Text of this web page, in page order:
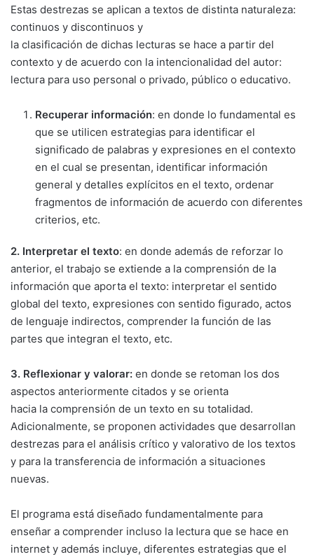
Estas destrezas se aplican a textos de distinta naturaleza:
continuos y discontinuos y
la clasificación de dichas lecturas se hace a partir del
contexto y de acuerdo con la intencionalidad del autor:
lectura para uso personal o privado, público o educativo.
Recuperar información: en donde lo fundamental es
que se utilicen estrategias para identificar el
significado de palabras y expresiones en el contexto
en el cual se presentan, identificar información
general y detalles explícitos en el texto, ordenar
fragmentos de información de acuerdo con diferentes
criterios, etc.
2. Interpretar el texto: en donde además de reforzar lo
anterior, el trabajo se extiende a la comprensión de la
información que aporta el texto: interpretar el sentido
global del texto, expresiones con sentido figurado, actos
de lenguaje indirectos, comprender la función de las
partes que integran el texto, etc.
3. Reflexionar y valorar: en donde se retoman los dos
aspectos anteriormente citados y se orienta
hacia la comprensión de un texto en su totalidad.
Adicionalmente, se proponen actividades que desarrollan
destrezas para el análisis crítico y valorativo de los textos
y para la transferencia de información a situaciones
nuevas.
El programa está diseñado fundamentalmente para
enseñar a comprender incluso la lectura que se hace en
internet y además incluye, diferentes estrategias que el